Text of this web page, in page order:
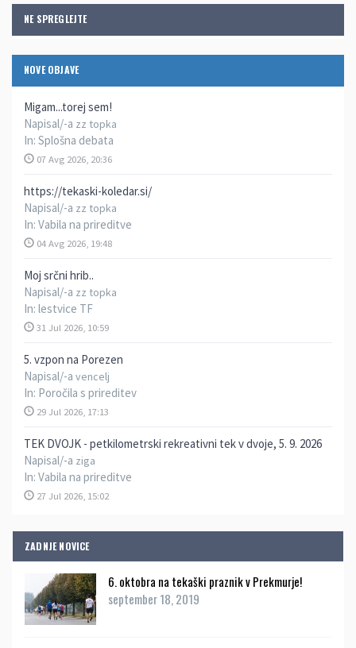
NE SPREGLEJTE
NOVE OBJAVE
Migam...torej sem!
Napisal/-a zz topka
In: Splošna debata
07 Avg 2026, 20:36
https://tekaski-koledar.si/
Napisal/-a zz topka
In: Vabila na prireditve
04 Avg 2026, 19:48
Moj srčni hrib..
Napisal/-a zz topka
In: lestvice TF
31 Jul 2026, 10:59
5. vzpon na Porezen
Napisal/-a vencelj
In: Poročila s prireditev
29 Jul 2026, 17:13
TEK DVOJK - petkilometrski rekreativni tek v dvoje, 5. 9. 2026
Napisal/-a ziga
In: Vabila na prireditve
27 Jul 2026, 15:02
ZADNJE NOVICE
6. oktobra na tekaški praznik v Prekmurje!
september 18, 2019